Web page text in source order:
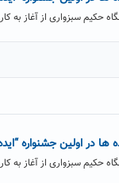
حکیم سبزواری از آغاز
در اولین جشنواره
حکیم سبزواری از آغاز